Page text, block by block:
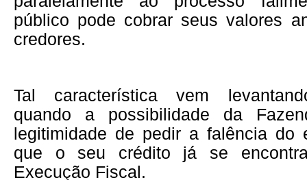
público pode cobrar seus valores
credores.
Tal característica vem
quando a possibilidade da
legitimidade de pedir a falência do
que o seu crédito já se
Execução Fiscal.